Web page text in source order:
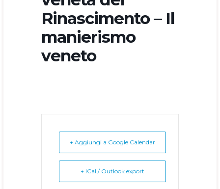
Rinascimento – Il
manierismo
veneto
+ Aggiungi a Google Calendar
+ iCal / Outlook export